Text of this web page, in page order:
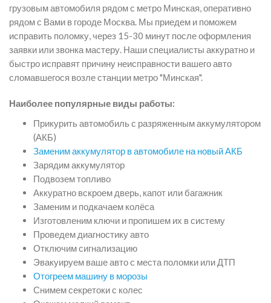
грузовым автомобиля рядом с метро Минская, оперативно
рядом с Вами в городе Москва. Мы приедем и поможем
исправить поломку, через 15-30 минут после оформления
заявки или звонка мастеру. Наши специалисты аккуратно и
быстро исправят причину неисправности вашего авто
сломавшегося возле станции метро "Минская".
Наиболее популярные виды работы:
Прикурить автомобиль с разряженным аккумулятором
(АКБ)
Заменим аккумулятор в автомобиле на новый АКБ
Зарядим аккумулятор
Подвозем топливо
Аккуратно вскроем дверь, капот или багажник
Заменим и подкачаем колёса
Изготовленим ключи и пропишем их в систему
Проведем диагностику авто
Отключим сигнализацию
Эвакуируем ваше авто с места поломки или ДТП
Отогреем машину в морозы
Снимем секретоки с колес